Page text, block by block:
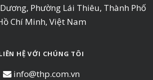
Phường Lái Thiêu, Thành Phố
Chí Minh, Việt Nam
HỆ VỚI CHÚNG TÔI
info@thp.com.vn